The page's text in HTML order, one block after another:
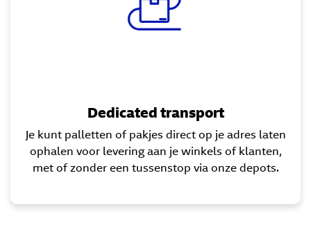
Dedicated transport
Je kunt palletten of pakjes direct op je adres laten
ophalen voor levering aan je winkels of klanten,
met of zonder een tussenstop via onze depots.